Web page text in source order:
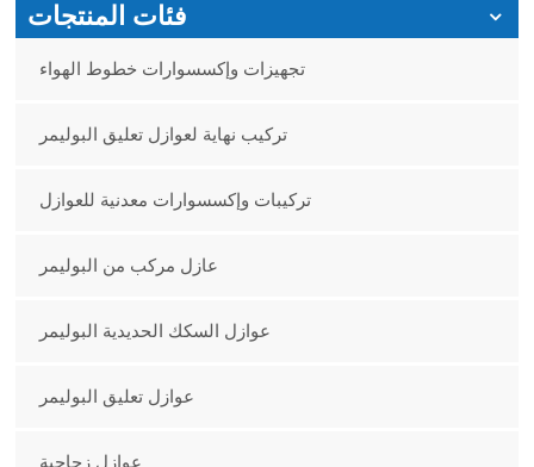
فئات المنتجات
تجهيزات وإكسسوارات خطوط الهواء
تركيب نهاية لعوازل تعليق البوليمر
تركيبات وإكسسوارات معدنية للعوازل
عازل مركب من البوليمر
عوازل السكك الحديدية البوليمر
عوازل تعليق البوليمر
عوازل زجاجية